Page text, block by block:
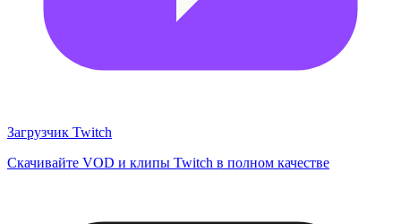
Загрузчик Twitch
Скачивайте VOD и клипы Twitch в полном качестве